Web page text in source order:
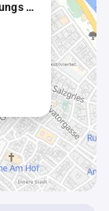
Immobilia Liegenschaftsverwertungs GmbH